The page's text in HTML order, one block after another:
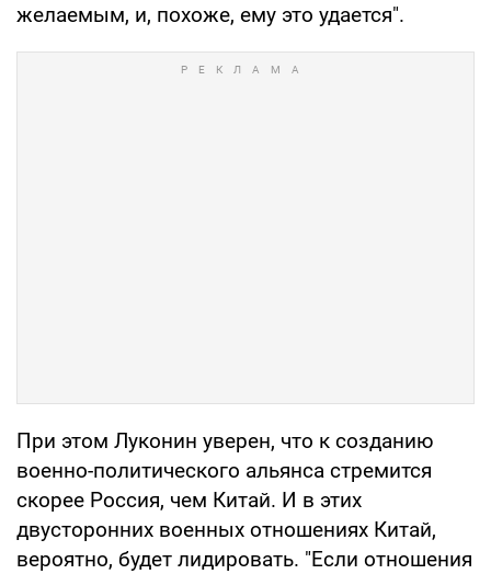
желаемым, и, похоже, ему это удается".
При этом Луконин уверен, что к созданию
военно-политического альянса стремится
скорее Россия, чем Китай. И в этих
двусторонних военных отношениях Китай,
вероятно, будет лидировать. "Если отношения